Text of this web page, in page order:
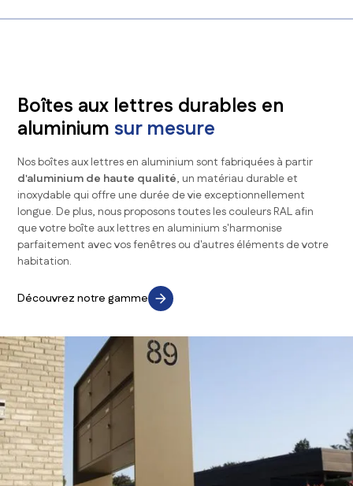
Boîtes aux lettres durables en
aluminiumsur mesure
Nos boîtes aux lettres en aluminium sont fabriquées à partir
d'aluminium de haute qualité, un matériau durable et
inoxydable qui offre une durée de vie exceptionnellement
longue. De plus, nous proposons toutes les couleurs RAL afin
que votre boîte aux lettres en aluminium s'harmonise
parfaitement avec vos fenêtres ou d'autres éléments de votre
habitation.
Découvrez notre gamme